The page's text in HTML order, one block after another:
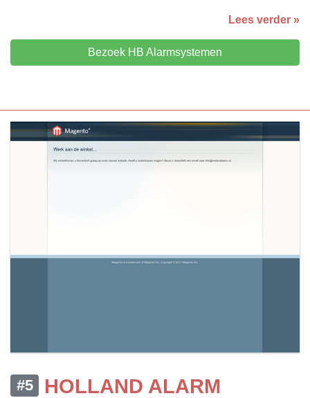
Lees verder »
Bezoek HB Alarmsystemen
#5 HOLLAND ALARM